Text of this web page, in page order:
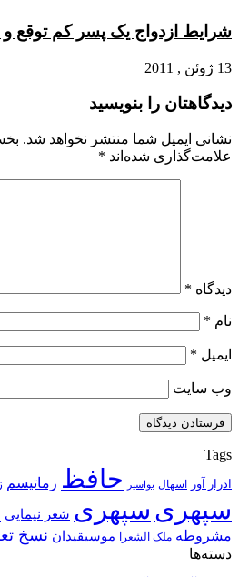
شرایط ازدواج یک پسر کم توقع و
13 ژوئن , 2011
دیدگاهتان را بنویسید
نشانی ایمیل شما منتشر نخواهد شد.
علامت‌گذاری شده‌اند *
دیدگاه *
نام *
ایمیل *
وب‌ سایت
Tags
ادرار آور اسهال بواسیر حافظ رماتیسم
سپهری سپهری شعر نیمایی
مشروطه ملک الشعرا موسیقیدان نسخ
دسته‌ها